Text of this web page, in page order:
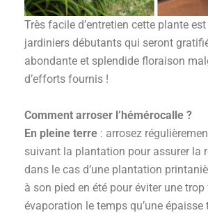
Très facile d’entretien cette plante
jardiniers débutants qui seront
abondante et splendide floraison
d’efforts fournis !
Comment arroser l’hémérocalle ?
En pleine terre : arrosez
suivant la plantation pour assurer la
dans le cas d’une plantation
à son pied en été pour éviter une trop
évaporation le temps qu’une